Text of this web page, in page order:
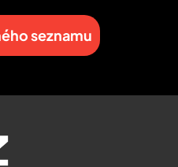
seznamu